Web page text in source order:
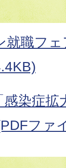
就職フ
染症
ファ